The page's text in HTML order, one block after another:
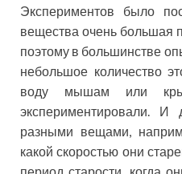
Экспериментов было
вещества очень большая
поэтому в большинстве
небольшое количество
воду мышам или
экспериментировали.
разными вещами,
какой скоростью они